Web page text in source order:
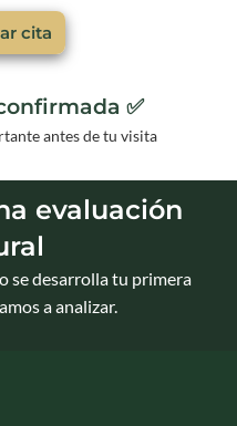
cita
✅
antes de tu visita
evaluación
se desarrolla tu primera
a analizar.